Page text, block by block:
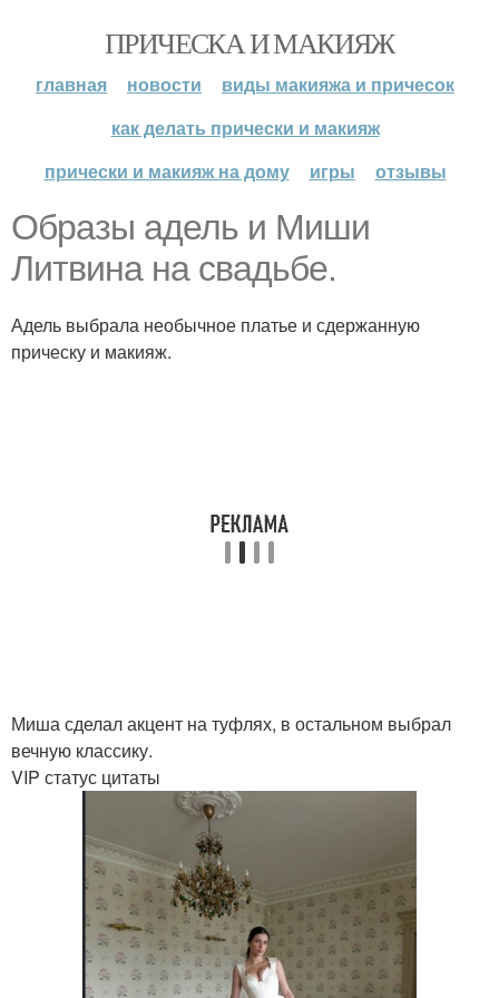
ПРИЧЕСКА И МАКИЯЖ
главная новости
виды макияжа и причесок
как делать прически и макияж
прически и макияж на дому
игры отзывы
Образы адель и Миши
Литвина на свадьбе.
Адель выбрала необычное платье и сдержанную
прическу и макияж.
Миша сделал акцент на туфлях, в остальном выбрал
вечную классику.
VIP статус цитаты